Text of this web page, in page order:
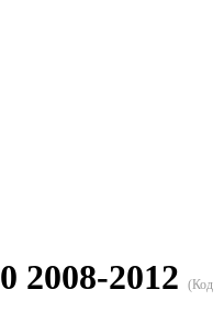
2008-2012 (Код